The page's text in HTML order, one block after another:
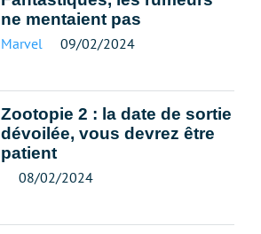
ne mentaient pas
Marvel 09/02/2024
Zootopie 2 : la date de sortie
dévoilée, vous devrez être
patient
08/02/2024